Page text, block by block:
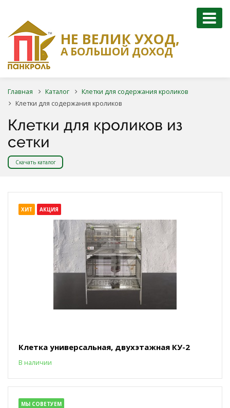
НЕ ВЕЛИК УХОД,
А БОЛЬШОЙ ДОХОД
Главная Каталог
Клетки для содержания кроликов
Клетки для содержания кроликов
Клетки для кроликов из
сетки
Скачать каталог
Клетка универсальная, двухэтажная КУ-2
В наличии
ХИТ АКЦИЯ
МЫ СОВЕТУЕМ